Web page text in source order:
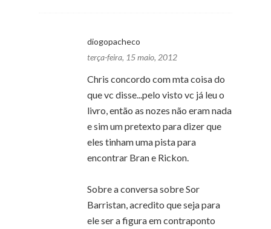
diogopacheco
terça-feira, 15 maio, 2012
Chris concordo com mta coisa do
que vc disse...pelo visto vc já leu o
livro, então as nozes não eram nada
e sim um pretexto para dizer que
eles tinham uma pista para
encontrar Bran e Rickon.
Sobre a conversa sobre Sor
Barristan, acredito que seja para
ele ser a figura em contraponto